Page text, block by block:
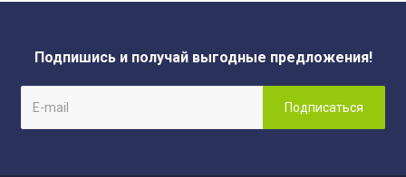
Подпишись и получай выгодные предложения!